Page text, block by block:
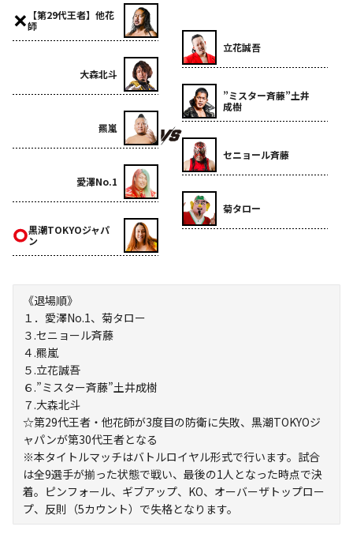
【第29代王者】他花
師
大森北斗
羆嵐
愛澤No.1
黒潮TOKYOジャパ
ン
立花誠吾
”ミスター斉藤”土井
成樹
セニョール斉藤
菊タロー
《退場順》
１．愛澤No.1、菊タロー
３.セニョール斉藤
４.羆嵐
５.立花誠吾
６.”ミスター斉藤”土井成樹
７.大森北斗
☆第29代王者・他花師が3度目の防衛に失敗、黒潮TOKYOジ
ャパンが第30代王者となる
※本タイトルマッチはバトルロイヤル形式で行います。試合
は全9選手が揃った状態で戦い、最後の1人となった時点で決
着。ピンフォール、ギブアップ、KO、オーバーザトップロー
プ、反則（5カウント）で失格となります。